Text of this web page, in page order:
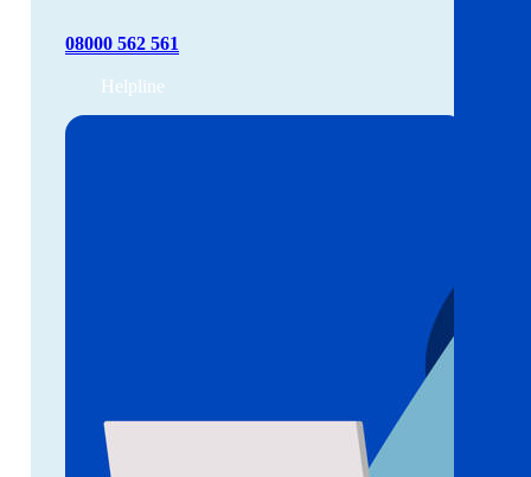
08000 562 561
Helpline